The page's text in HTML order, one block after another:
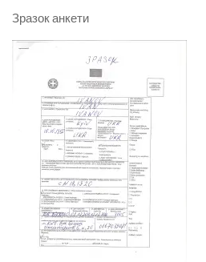
Зразок анкети